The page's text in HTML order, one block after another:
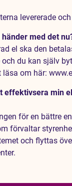
levererade
med det
el ska den
du kan själv
om här:
effektivsera min
för en bättre
förvaltar
och flyttas